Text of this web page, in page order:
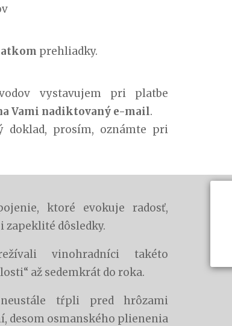
prehliadky.
vystavujem pri platbe
Vami nadiktovaný e-mail.
doklad, prosím, oznámte pri
ktoré evokuje radosť,
zapeklité dôsledky.
vinohradníci takéto
až sedemkrát do roka.
tŕpli pred hrôzami
desom osmanského plienenia